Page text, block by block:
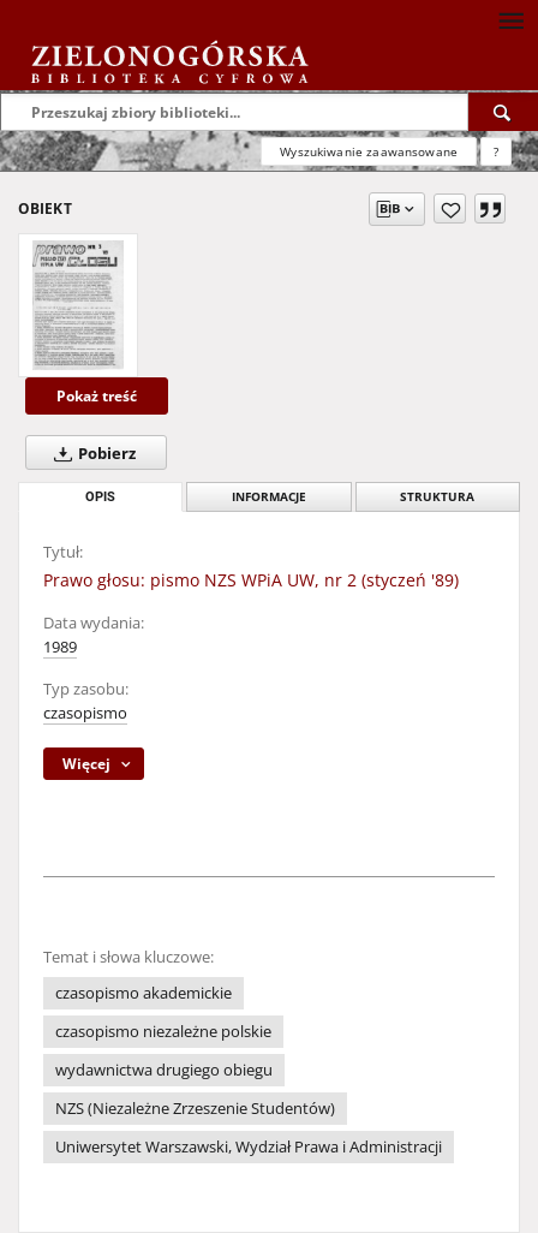
Wyszukiwanie zaawansowane ?
OBIEKT
Pokaż treść
Pobierz
OPIS INFORMACJE STRUKTURA
Tytuł:
Prawo głosu: pismo NZS WPiA UW, nr 2 (styczeń '89)
Data wydania:
1989
Typ zasobu:
czasopismo
Więcej
Temat i słowa kluczowe:
czasopismo akademickie
czasopismo niezależne polskie
wydawnictwa drugiego obiegu
NZS (Niezależne Zrzeszenie Studentów)
Uniwersytet Warszawski, Wydział Prawa i Administracji